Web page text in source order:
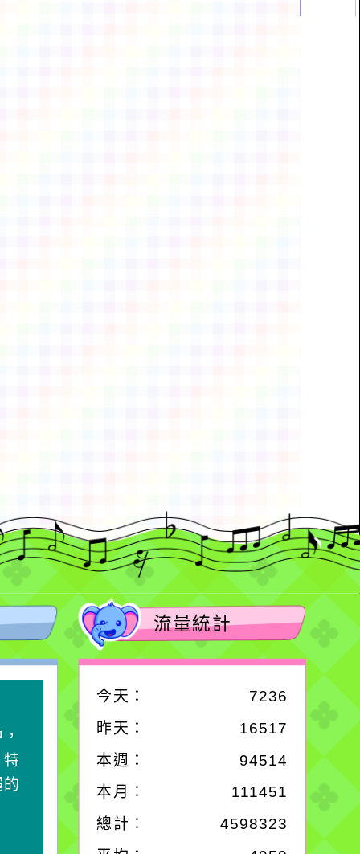
作者：網路小語
生活是一面鏡子。你對
它笑，它就對你笑；你
對它哭，它也對你哭。
流量統計
今天：
7236
昨天：
16517
本週：
94514
本月： 111451
總計：
4598323